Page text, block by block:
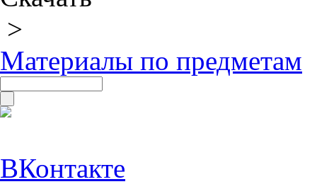
>
Материалы по предметам
ВКонтакте